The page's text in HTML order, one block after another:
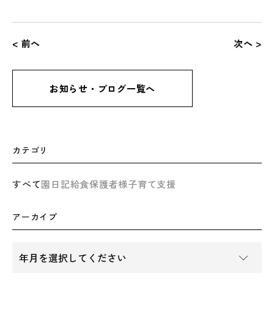
< 前へ 次へ >
お知らせ・ブログ一覧へ
カテゴリ
すべて園日記給食保護者様子育て支援
アーカイブ